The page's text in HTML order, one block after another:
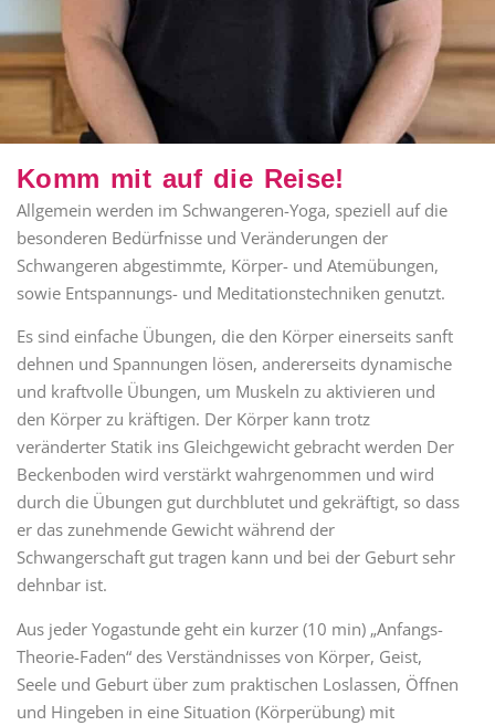
Komm mit auf die Reise!
Allgemein werden im Schwangeren-Yoga, speziell auf die
besonderen Bedürfnisse und Veränderungen der
Schwangeren abgestimmte, Körper- und Atemübungen,
sowie Entspannungs- und Meditationstechniken genutzt.
Es sind einfache Übungen, die den Körper einerseits sanft
dehnen und Spannungen lösen, andererseits dynamische
und kraftvolle Übungen, um Muskeln zu aktivieren und
den Körper zu kräftigen. Der Körper kann trotz
veränderter Statik ins Gleichgewicht gebracht werden Der
Beckenboden wird verstärkt wahrgenommen und wird
durch die Übungen gut durchblutet und gekräftigt, so dass
er das zunehmende Gewicht während der
Schwangerschaft gut tragen kann und bei der Geburt sehr
dehnbar ist.
Aus jeder Yogastunde geht ein kurzer (10 min) „Anfangs-
Theorie-Faden“ des Verständnisses von Körper, Geist,
Seele und Geburt über zum praktischen Loslassen, Öffnen
und Hingeben in eine Situation (Körperübung) mit